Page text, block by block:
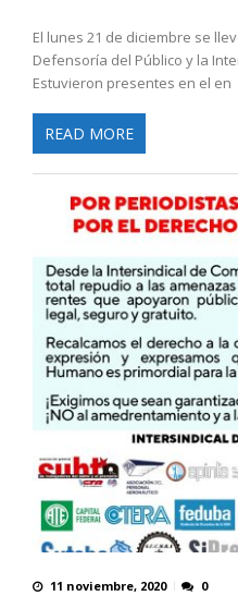
El lunes 21 de diciembre se
Defensoría del Público y la
Estuvieron presentes en el en
READ MORE
11 noviembre, 2020 0